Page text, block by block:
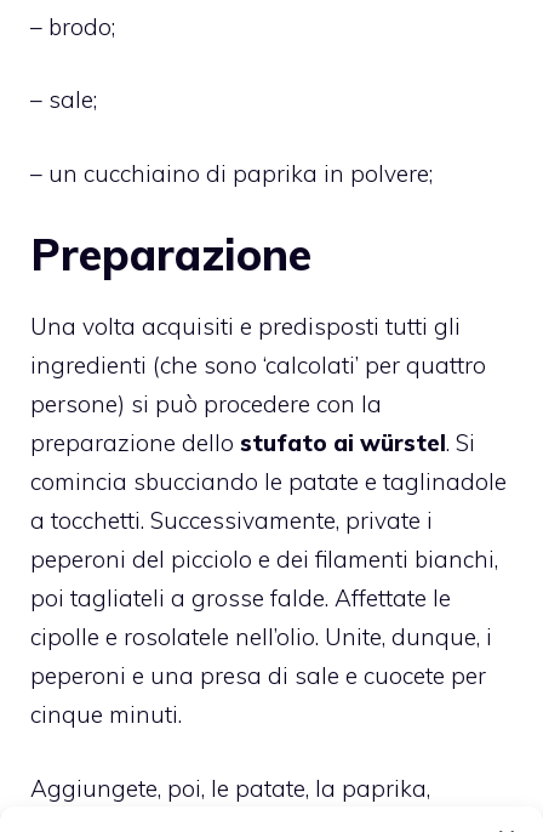
– brodo;
– sale;
– un cucchiaino di paprika in polvere;
Preparazione
Una volta acquisiti e predisposti tutti gli
ingredienti (che sono ‘calcolati’ per quattro
persone) si può procedere con la
preparazione dello stufato ai würstel. Si
comincia sbucciando le patate e taglinadole
a tocchetti. Successivamente, private i
peperoni del picciolo e dei filamenti bianchi,
poi tagliateli a grosse falde. Affettate le
cipolle e rosolatele nell’olio. Unite, dunque, i
peperoni e una presa di sale e cuocete per
cinque minuti.
Aggiungete, poi, le patate, la paprika,